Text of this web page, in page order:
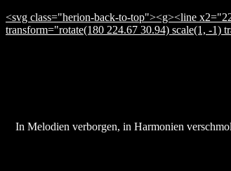
<svg class="herion-back-to-top"><g><line
transform="rotate(180 224.67 30.94) scale(1, -1)
In Melodien verborgen, in Harmonien